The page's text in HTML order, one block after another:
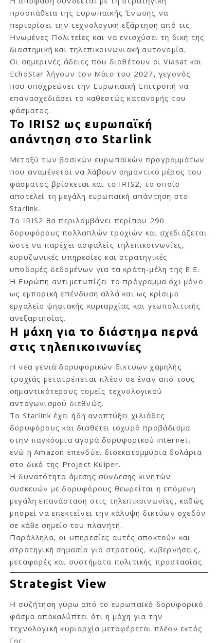
προσπάθεια της Ευρωπαϊκής Ένωσης να
περιορίσει την τεχνολογική εξάρτηση από τις
Ηνωμένες Πολιτείες και να ενισχύσει τη δική της
διαστημική και τηλεπικοινωνιακή αυτονομία.
Οι σημερινές άδειες που διαθέτουν οι Viasat και
EchoStar λήγουν τον Μάιο του 2027, γεγονός
που υποχρεώνει την Ευρωπαϊκή Επιτροπή να
επανασχεδιάσει το καθεστώς κατανομής του
φάσματος.
Το IRIS2 ως ευρωπαϊκή
απάντηση στο Starlink
Μεταξύ των βασικών ευρωπαϊκών προγραμμάτων
που αναμένεται να λάβουν σημαντικό μέρος του
φάσματος βρίσκεται και το IRIS2, το οποίο
αποτελεί τη μεγάλη ευρωπαϊκή απάντηση στο
Starlink.
Το IRIS2 θα περιλαμβάνει περίπου 290
δορυφόρους πολλαπλών τροχιών και σχεδιάζεται
ώστε να παρέχει ασφαλείς τηλεπικοινωνίες,
ευρυζωνικές υπηρεσίες και στρατηγικές
υποδομές δεδομένων για τα κράτη-μέλη της Ε.Ε.
Η Ευρώπη αντιμετωπίζει το πρόγραμμα όχι μόνο
ως εμπορική επένδυση αλλά και ως κρίσιμο
εργαλείο ψηφιακής κυριαρχίας και γεωπολιτικής
ανεξαρτησίας.
Η μάχη για το διάστημα περνά
στις τηλεπικοινωνίες
Η νέα γενιά δορυφορικών δικτύων χαμηλής
τροχιάς μετατρέπεται πλέον σε έναν από τους
σημαντικότερους τομείς τεχνολογικού
ανταγωνισμού διεθνώς.
Το Starlink έχει ήδη αναπτύξει χιλιάδες
δορυφόρους και διαθέτει ισχυρό προβάδισμα
στην παγκόσμια αγορά δορυφορικού internet,
ενώ η Amazon επενδύει δισεκατομμύρια δολάρια
στο δικό της Project Kuiper.
Η δυνατότητα άμεσης σύνδεσης κινητών
συσκευών με δορυφόρους θεωρείται η επόμενη
μεγάλη επανάσταση στις τηλεπικοινωνίες, καθώς
μπορεί να επεκτείνει την κάλυψη δικτύων σχεδόν
σε κάθε σημείο του πλανήτη.
Παράλληλα, οι υπηρεσίες αυτές αποκτούν και
στρατηγική σημασία για στρατούς, κυβερνήσεις,
μεταφορές και συστήματα πολιτικής προστασίας.
Strategist View
Η συζήτηση γύρω από το ευρωπαϊκό δορυφορικό
φάσμα αποκαλύπτει ότι η μάχη για την
τεχνολογική κυριαρχία μεταφέρεται πλέον εκτός
Γης.